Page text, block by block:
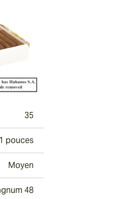
Julieta
35
pouces
Moyen
48